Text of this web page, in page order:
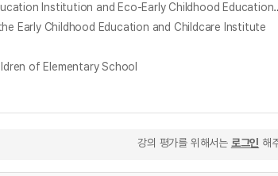
일반유아교육기관과 생태유아교육기관의 건강교육 운영실제에
the Early Childhood Education and Childcare Institute
of Elementary School
강의 평가를 위해서는 로그인 해